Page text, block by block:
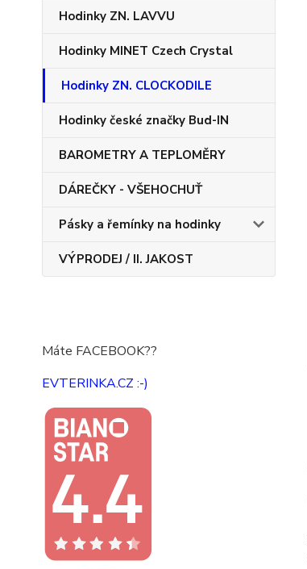
Hodinky ZN. LAVVU
Hodinky MINET Czech Crystal
Hodinky ZN. CLOCKODILE
Hodinky české značky Bud-IN
BAROMETRY A TEPLOMĚRY
DÁREČKY - VŠEHOCHUŤ
Pásky a řemínky na hodinky
VÝPRODEJ / II. JAKOST
Máte FACEBOOK??
EVTERINKA.CZ :-)